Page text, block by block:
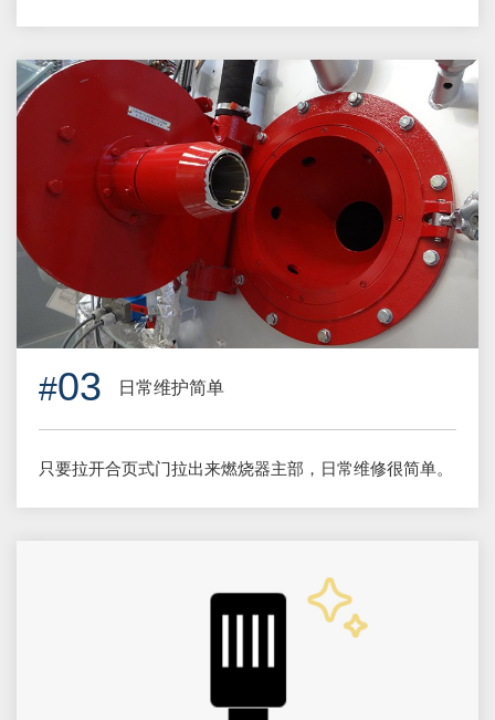
03 日常维护简单
只要拉开合页式门拉出来燃烧器主部，日常维修很简单。